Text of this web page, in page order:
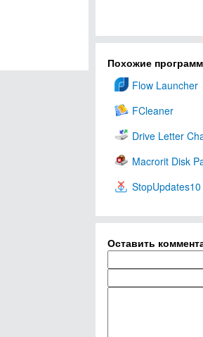
Похожие
Flow Launcher
FCleaner
Drive Letter
Macrorit Disk
StopUpdates10
Оставить